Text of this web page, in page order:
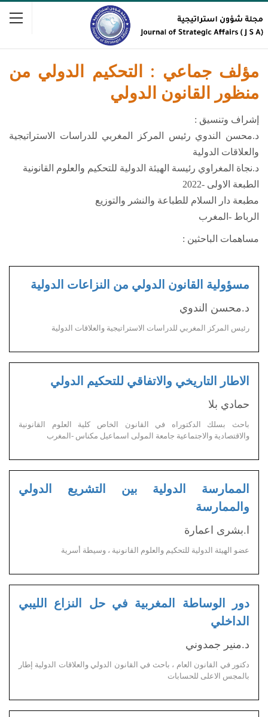
مؤلف جماعي : التحكيم الدولي من
منظور القانون الدولي
إشراف وتنسيق :
د.محسن الندوي رئيس المركز المغربي للدراسات الاستراتيجية
والعلاقات الدولية
د.نجاة المغراوي رئيسة الهيئة الدولية للتحكيم والعلوم القانونية
الطبعة الاولى -2022
مطبعة دار السلام للطباعة والنشر والتوزيع
الرباط -المغرب
مساهمات الباحثين :
مسؤولية القانون الدولي من النزاعات الدولية
د.محسن الندوي
رئيس المركز المغربي للدراسات الاستراتيجية والعلاقات الدولية
الاطار التاريخي والاتفاقي للتحكيم الدولي
حمادي بلا
باحث بسلك الدكتوراه في القانون الخاص كلية العلوم القانونية
والاقتصادية والاجتماعية جامعة المولى اسماعيل مكناس -المغرب
الممارسة الدولية بين التشريع الدولي
والممارسة
ا.بشرى اعمارة
عضو الهيئة الدولية للتحكيم والعلوم القانونية ، وسيطة أسرية
دور الوساطة المغربية في حل النزاع الليبي
الداخلي
د.منير جمدوني
دكتور في القانون العام ، باحث في القانون الدولي والعلاقات الدولية إطار
بالمجس الاعلى للحسابات